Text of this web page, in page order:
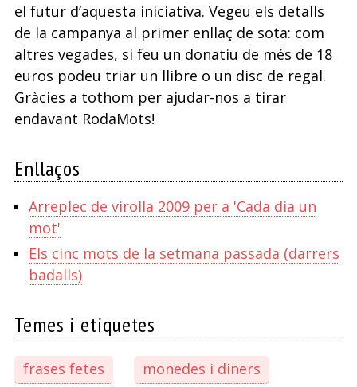
el futur d’aquesta iniciativa. Vegeu els detalls
de la campanya al primer enllaç de sota: com
altres vegades, si feu un donatiu de més de 18
euros podeu triar un llibre o un disc de regal.
Gràcies a tothom per ajudar-nos a tirar
endavant RodaMots!
Enllaços
Arreplec de virolla 2009 per a 'Cada dia un
mot'
Els cinc mots de la setmana passada (darrers
badalls)
Temes i etiquetes
frases fetes monedes i diners